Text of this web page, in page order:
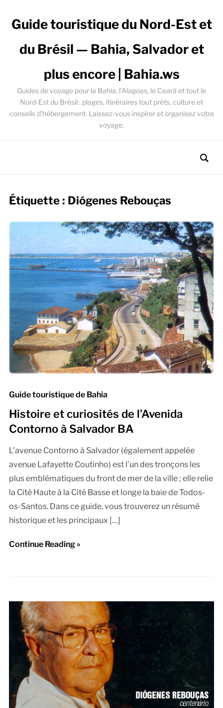
Guide touristique du Nord-Est et
du Brésil — Bahia, Salvador et
plus encore | Bahia.ws
Guides de voyage pour la Bahia, l’Alagoas, le Ceará et tout le
Nord-Est du Brésil : plages, itinéraires tout prêts, culture et
conseils d’hébergement. Laissez-vous inspirer et organisez votre
voyage.
Étiquette : Diógenes Rebouças
Guide touristique de Bahia
Histoire et curiosités de l’Avenida
Contorno à Salvador BA
L’avenue Contorno à Salvador (également appelée
avenue Lafayette Coutinho) est l’un des tronçons les
plus emblématiques du front de mer de la ville ; elle relie
la Cité Haute à la Cité Basse et longe la baie de Todos-
os-Santos. Dans ce guide, vous trouverez un résumé
historique et les principaux […]
Continue Reading »